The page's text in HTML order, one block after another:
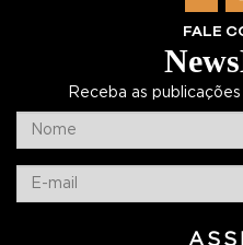
FALE
Receba as